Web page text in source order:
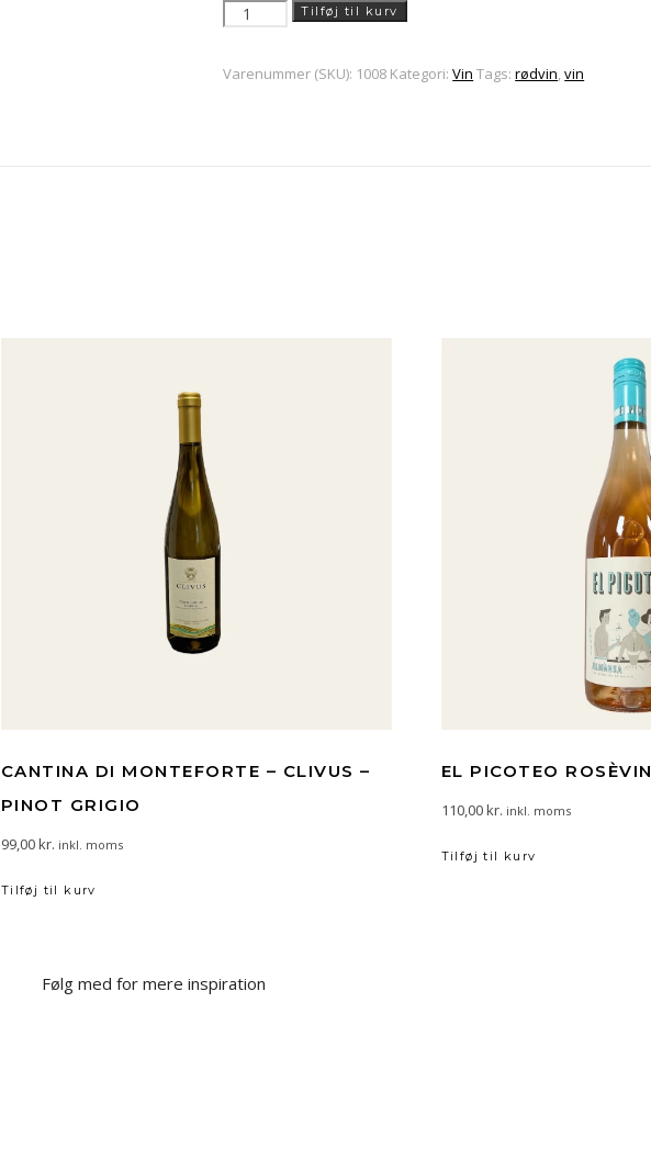
Bodegas
Lias
Tilføj til kurv
Varenummer (SKU): 1008 Kategori:Vin Tags:rødvin,vin
CANTINA DI MONTEFORTE – CLIVUS –
PINOT GRIGIO
99,00kr. inkl. moms
Tilføj til kurv
EL PICOTEO ROSÈVIN
110,00kr. inkl. moms
Tilføj til kurv
Følg med for mere inspiration